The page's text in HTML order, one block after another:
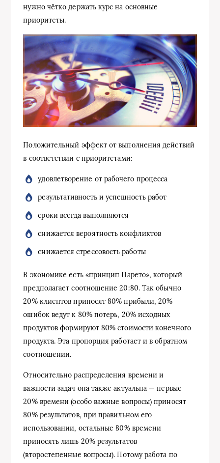
нужно чётко держать курс на основные
приоритеты.
Положительный эффект от выполнения действий
в соответствии с приоритетами:
удовлетворение от рабочего процесса
результативность и успешность работ
сроки всегда выполняются
снижается вероятность конфликтов
снижается стрессовость работы
В экономике есть «принцип Парето», который
предполагает соотношение 20:80. Так обычно
20% клиентов приносят 80% прибыли, 20%
ошибок ведут к 80% потерь, 20% исходных
продуктов формируют 80% стоимости конечного
продукта. Эта пропорция работает и в обратном
соотношении.
Относительно распределения времени и
важности задач она также актуальна — первые
20% времени (особо важные вопросы) приносят
80% результатов, при правильном его
использовании, остальные 80% времени
приносять лишь 20% результатов
(второстепенные вопросы). Потому работа по